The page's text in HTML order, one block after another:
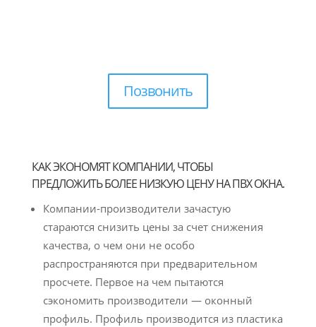
Позвонить
КАК ЭКОНОМЯТ КОМПАНИИ, ЧТОБЫ
ПРЕДЛОЖИТЬ БОЛЕЕ НИЗКУЮ ЦЕНУ НА ПВХ ОКНА.
Компании-производители зачастую
стараются снизить цены за счет снижения
качества, о чем они не особо
распространяются при предварительном
просчете. Первое на чем пытаются
сэкономить производители — оконный
профиль. Профиль производится из пластика